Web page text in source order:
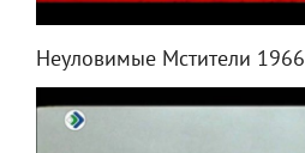
Неуловимые Мстители 1966